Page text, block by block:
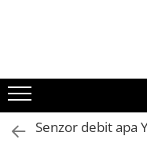
Arduino Original
Arduino Compatibil
Raspberry PI
Senzor debit apa